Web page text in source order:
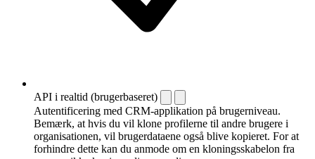
API i realtid (brugerbaseret)
Autentificering med CRM-applikation på brugerniveau.
Bemærk, at hvis du vil klone profilerne til andre brugere i
organisationen, vil brugerdataene også blive kopieret. For at
forhindre dette kan du anmode om en kloningsskabelon fra